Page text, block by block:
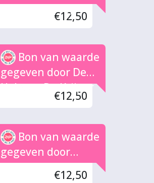
Carola Staring
€12,50
Bon van waarde
gegeven door De
Heks en De Krijger
€12,50
Bon van waarde
gegeven door
Onno
€12,50